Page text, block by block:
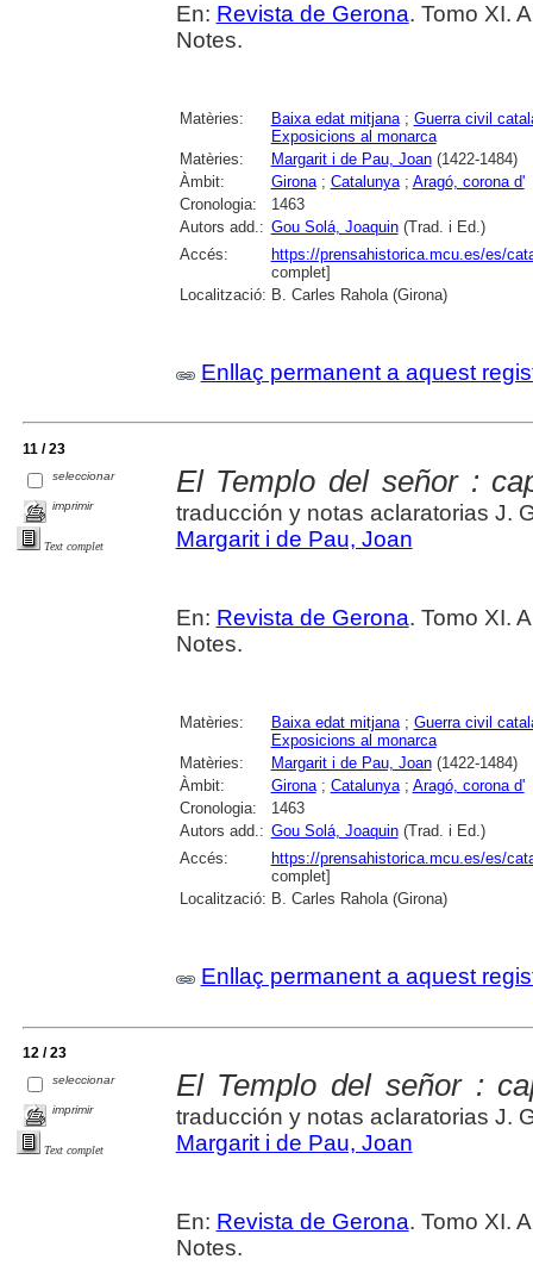
En: Revista de Gerona. Tomo XI.
Notes.
Matèries: Baixa edat mitjana; Guerra civil
Exposicions al monarca
Matèries:
Margarit i de Pau, Joan(1422-1484)
Àmbit:
Girona; Catalunya; Aragó, corona d'
Cronologia:
1463
Autors add.: Gou Solá, Joaquin(Trad. i Ed.)
Accés:
https://prensahistorica.mcu.es/es/
complet]
Localització: B. Carles Rahola (Girona)
Enllaç permanent a aquest
11 / 23
seleccionar
imprimir
Text complet
El Templo del señor :
traducción y notas aclaratorias J.
Margarit i de Pau, Joan
En: Revista de Gerona. Tomo XI.
Notes.
Matèries: Baixa edat mitjana; Guerra civil
Exposicions al monarca
Matèries:
Margarit i de Pau, Joan(1422-1484)
Àmbit:
Girona; Catalunya; Aragó, corona d'
Cronologia:
1463
Autors add.: Gou Solá, Joaquin(Trad. i Ed.)
Accés:
https://prensahistorica.mcu.es/es/
complet]
Localització: B. Carles Rahola (Girona)
Enllaç permanent a aquest
12 / 23
seleccionar
imprimir
Text complet
El Templo del señor :
traducción y notas aclaratorias J.
Margarit i de Pau, Joan
En: Revista de Gerona. Tomo XI.
Notes.